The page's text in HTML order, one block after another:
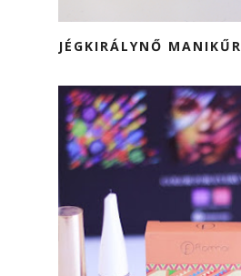
JÉGKIRÁLYNŐ MANIKŰR